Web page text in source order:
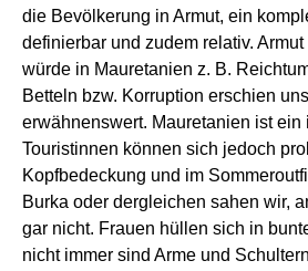
die Bevölkerung in Armut, ein
definierbar und zudem relativ.
würde in Mauretanien z. B.
Betteln bzw. Korruption erschien uns
erwähnenswert. Mauretanien ist ein
Touristinnen können sich jedoch
Kopfbedeckung und im
Burka oder dergleichen sahen wir,
gar nicht. Frauen hüllen sich in
nicht immer sind Arme und